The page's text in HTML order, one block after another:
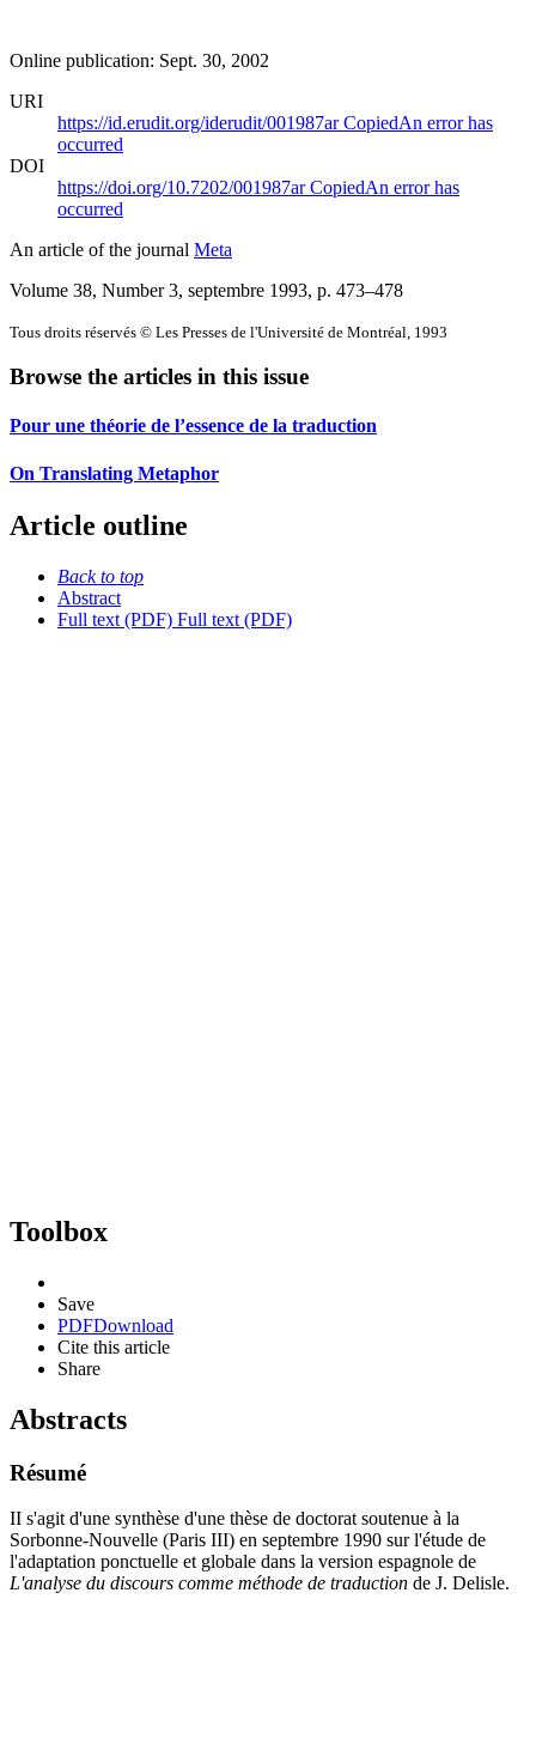
Online publication: Sept. 30, 2002
URI
https://id.erudit.org/iderudit/001987arCopiedAn error has
occurred
DOI
https://doi.org/10.7202/001987arCopiedAn error has
occurred
An article of the journal Meta
Volume 38, Number 3, septembre 1993, p. 473–478
Tous droits réservés © Les Presses de l'Université de Montréal, 1993
Browse the articles in this issue
Pour une théorie de l’essence de la traduction
On Translating Metaphor
Article outline
Back to top
Abstract
Full text (PDF) Full text (PDF)
Toolbox
Save
PDFDownload
Cite this article
Share
Abstracts
Résumé
II s'agit d'une synthèse d'une thèse de doctorat soutenue à la
Sorbonne-Nouvelle (Paris III) en septembre 1990 sur l'étude de
l'adaptation ponctuelle et globale dans la version espagnole de
L'analyse du discours comme méthode de traduction de J. Delisle.